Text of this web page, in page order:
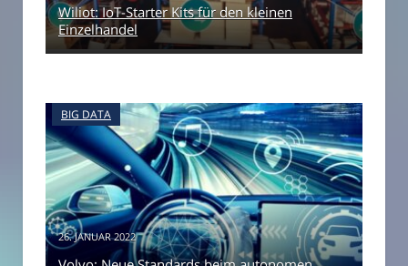
Wiliot: IoT-Starter Kits für den kleinen
Einzelhandel
BIG DATA
26. JANUAR 2022